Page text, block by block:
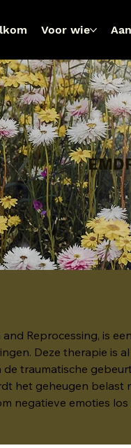
Voor wie
Reprocessing, is
Deze therapie is
traumatische
het geheugen
negatieve emoties